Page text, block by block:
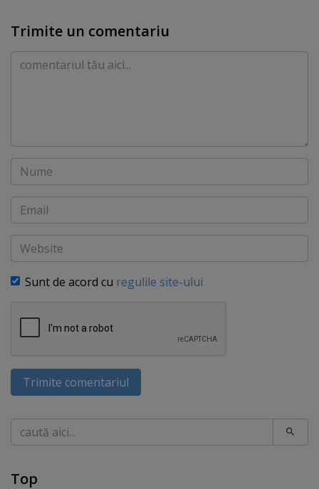
Trimite un comentariu
Comentariu
Nume
Email
Website
Sunt de acord cu regulile site-ului
Trimite comentariul
Caută
Top